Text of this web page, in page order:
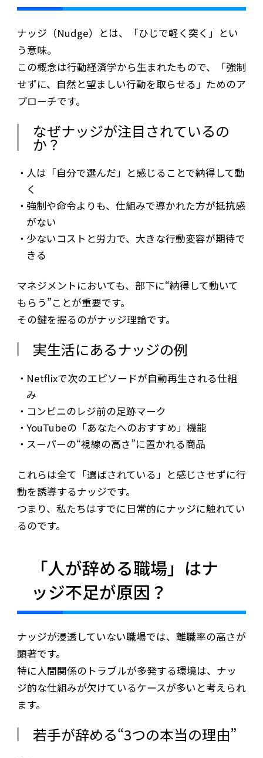
ナッジ（Nudge）とは、「ひじで軽く突く」とい
う意味。
この概念は行動経済学から生まれたもので、「強制
せずに、自然と望ましい行動を取らせる」ためのア
プローチです。
なぜナッジが注目されているの
か？
人は「自分で選んだ」と感じることで納得して動
く
強制や命令よりも、仕組みで導かれた方が抵抗感
がない
少ないコストと労力で、大きな行動変容が期待で
きる
マネジメントにおいても、部下に“納得して動いて
もらう”ことが重要です。
その鍵を握るのがナッジ理論です。
実生活にあるナッジの例
Netflixで次のエピソードが自動再生される仕組
み
コンビニのレジ前の足跡マーク
YouTubeの「あなたへのおすすめ」機能
スーパーの“視線の高さ”に置かれる商品
これらは全て「選ばされている」と感じさせずに行
動を誘導するナッジです。
つまり、私たちはすでに日常的にナッジに触れてい
るのです。
「人が辞める職場」はナ
ッジ不足が原因？
ナッジが浸透していない職場では、離職率の高さが
顕著です。
特に人間関係のトラブルが多発する環境は、ナッ
ジ的な仕組みが欠けているケースが多いと考えられ
ます。
若手が辞める“3つの本当の理由”